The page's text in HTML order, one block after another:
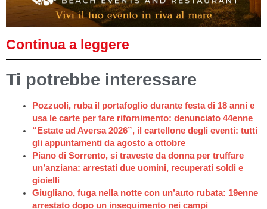
Continua a leggere
Ti potrebbe interessare
Pozzuoli, ruba il portafoglio durante festa di 18 anni e
usa le carte per fare rifornimento: denunciato 44enne
“Estate ad Aversa 2026”, il cartellone degli eventi: tutti
gli appuntamenti da agosto a ottobre
Piano di Sorrento, si traveste da donna per truffare
un’anziana: arrestati due uomini, recuperati soldi e
gioielli
Giugliano, fuga nella notte con un’auto rubata: 19enne
arrestato dopo un inseguimento nei campi